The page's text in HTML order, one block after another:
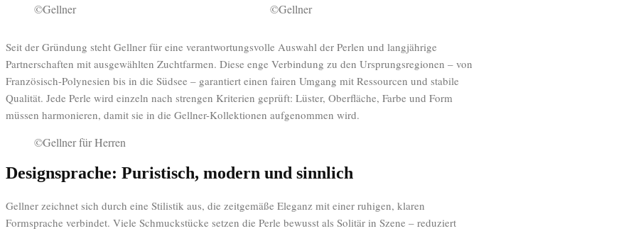
©Gellner ©Gellner
Seit der Gründung steht Gellner für eine verantwortungsvolle Auswahl der Perlen und langjährige
Partnerschaften mit ausgewählten Zuchtfarmen. Diese enge Verbindung zu den Ursprungsregionen – von
Französisch-Polynesien bis in die Südsee – garantiert einen fairen Umgang mit Ressourcen und stabile
Qualität. Jede Perle wird einzeln nach strengen Kriterien geprüft: Lüster, Oberfläche, Farbe und Form
müssen harmonieren, damit sie in die Gellner-Kollektionen aufgenommen wird.
©Gellner für Herren
Designsprache: Puristisch, modern und sinnlich
Gellner zeichnet sich durch eine Stilistik aus, die zeitgemäße Eleganz mit einer ruhigen, klaren
Formsprache verbindet. Viele Schmuckstücke setzen die Perle bewusst als Solitär in Szene – reduziert